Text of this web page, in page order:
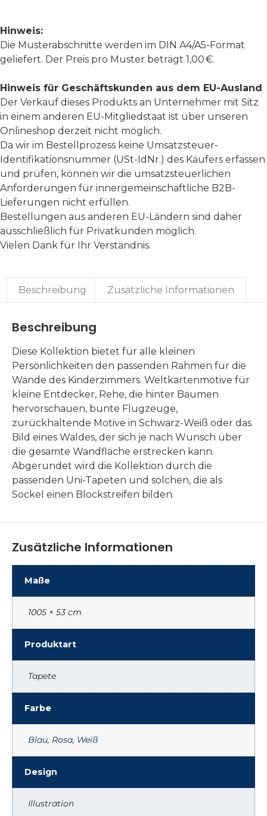
Hinweis:
Die Musterabschnitte werden im DIN A4/A5-Format
geliefert. Der Preis pro Muster beträgt 1,00 €.
Hinweis für Geschäftskunden aus dem EU-Ausland
Der Verkauf dieses Produkts an Unternehmer mit Sitz
in einem anderen EU-Mitgliedstaat ist über unseren
Onlineshop derzeit nicht möglich.
Da wir im Bestellprozess keine Umsatzsteuer-
Identifikationsnummer (USt-IdNr.) des Käufers erfassen
und prüfen, können wir die umsatzsteuerlichen
Anforderungen für innergemeinschaftliche B2B-
Lieferungen nicht erfüllen.
Bestellungen aus anderen EU-Ländern sind daher
ausschließlich für Privatkunden möglich.
Vielen Dank für Ihr Verständnis.
Beschreibung Zusätzliche Informationen
Beschreibung
Diese Kollektion bietet für alle kleinen
Persönlichkeiten den passenden Rahmen für die
Wände des Kinderzimmers. Weltkartenmotive für
kleine Entdecker, Rehe, die hinter Bäumen
hervorschauen, bunte Flugzeuge,
zurückhaltende Motive in Schwarz-Weiß oder das
Bild eines Waldes, der sich je nach Wunsch über
die gesamte Wandfläche erstrecken kann.
Abgerundet wird die Kollektion durch die
passenden Uni-Tapeten und solchen, die als
Sockel einen Blockstreifen bilden.
Zusätzliche Informationen
Maße
1005 × 53 cm
Produktart
Tapete
Farbe
Blau, Rosa, Weiß
Design
Illustration